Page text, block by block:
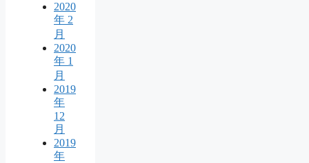
2020
年 2
月
2020
年 1
月
2019
年
12
月
2019
年